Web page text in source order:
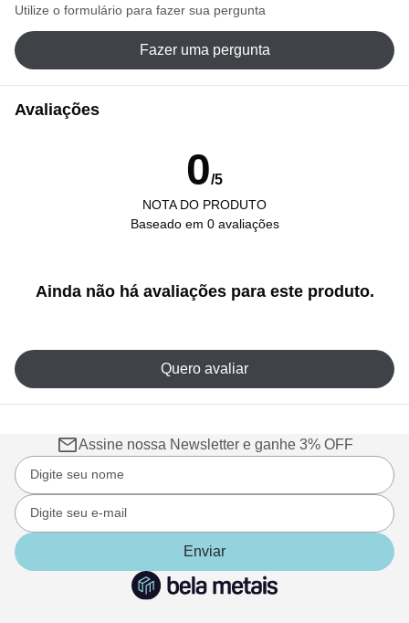
Utilize o formulário para fazer sua pergunta
Fazer uma pergunta
Avaliações
0/5
NOTA DO PRODUTO
Baseado em 0 avaliações
Ainda não há avaliações para este produto.
Quero avaliar
Assine nossa Newsletter e ganhe 3% OFF
Enviar